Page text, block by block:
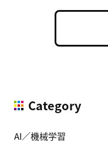
Category
AI／機械学習